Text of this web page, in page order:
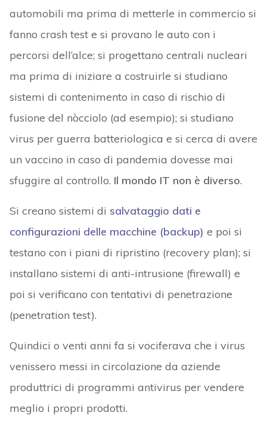
automobili ma prima di metterle in commercio si
fanno crash test e si provano le auto con i
percorsi dell’alce; si progettano centrali nucleari
ma prima di iniziare a costruirle si studiano
sistemi di contenimento in caso di rischio di
fusione del nòcciolo (ad esempio); si studiano
virus per guerra batteriologica e si cerca di avere
un vaccino in caso di pandemia dovesse mai
sfuggire al controllo. Il mondo IT non è diverso.
Si creano sistemi di salvataggio dati e
configurazioni delle macchine (backup) e poi si
testano con i piani di ripristino (recovery plan); si
installano sistemi di anti-intrusione (firewall) e
poi si verificano con tentativi di penetrazione
(penetration test).
Quindici o venti anni fa si vociferava che i virus
venissero messi in circolazione da aziende
produttrici di programmi antivirus per vendere
meglio i propri prodotti.